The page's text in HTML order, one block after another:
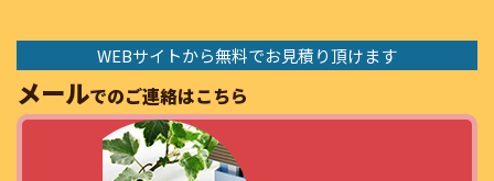
WEBサイトから無料でお見積り頂けます
メールでのご連絡はこちら